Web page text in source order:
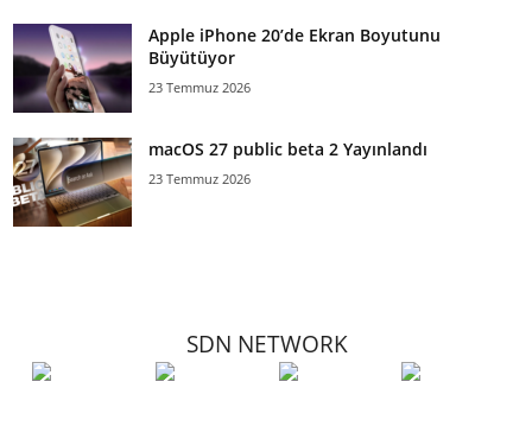
Apple iPhone 20’de Ekran Boyutunu
Büyütüyor
23 Temmuz 2026
macOS 27 public beta 2 Yayınlandı
23 Temmuz 2026
SDN NETWORK